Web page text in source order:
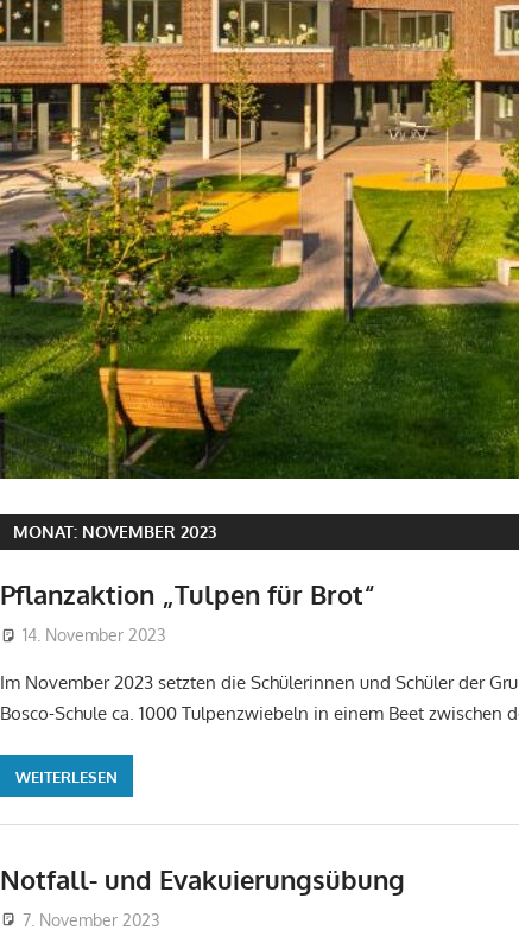
MONAT: NOVEMBER 2023
Pflanzaktion „Tulpen für Brot“
14. November 2023
Im November 2023 setzten die Schülerinnen und Schüler der
Bosco-Schule ca. 1000 Tulpenzwiebeln in einem Beet zwischen
WEITERLESEN
Notfall- und Evakuierungsübung
7. November 2023